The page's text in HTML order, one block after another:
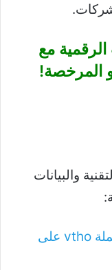
الرقمية مع
و المرخصة!
والبيانات
سعر عملة vtho على